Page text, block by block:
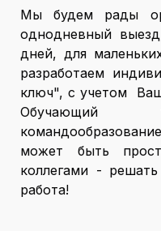
Мы будем рады
однодневный
дней, для
разработаем
ключ", с учетом
Обучающий
может быть
коллегами -
работа!